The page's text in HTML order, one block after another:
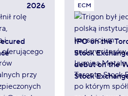
2026 ECM
IPO on the
Stock
debut on the
Stock